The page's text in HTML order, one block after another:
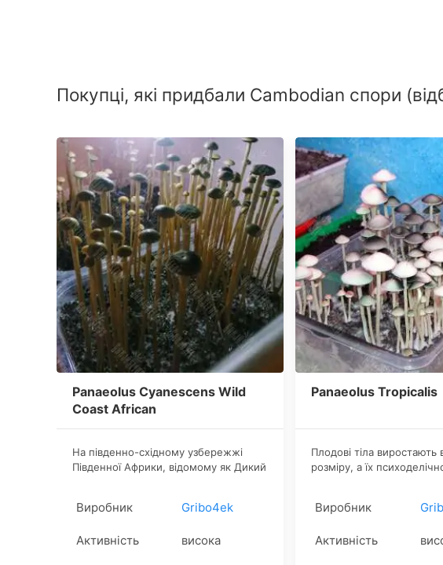
Покупці, які придбали Cambodian спори
Panaeolus Cyanescens Wild
Coast African
На південно-східному узбережжі
Південної Африки, відомому як Дикий
психоделічних фарб і глибин.
Виробник Gribo4ek
Активність висока
Panaeolus Tropicalis
Плодові тіла виростають
розміру, а їх
тривалого польоту, штам
чарівних грибів.
Виробник
Активність